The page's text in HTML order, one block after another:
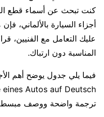
كنت تبحث عن أسماء قطع
أجزاء السيارة بالألماني،
عليك التعامل مع الفنيين،
المناسبة دون ارتباك.
فيما يلي جدول يوضح أهم
ترجمة واضحة ووصف